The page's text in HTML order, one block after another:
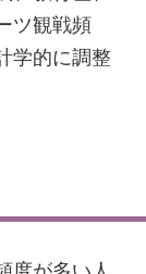
ツ観戦頻
学的に調整